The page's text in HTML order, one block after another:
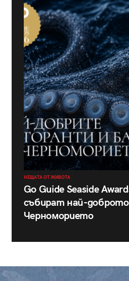
НЕЩАТА ОТ ЖИВОТА
Go Guide Seaside
събират най-
Черноморието